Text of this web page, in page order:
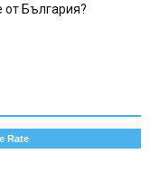
от България?
Rate